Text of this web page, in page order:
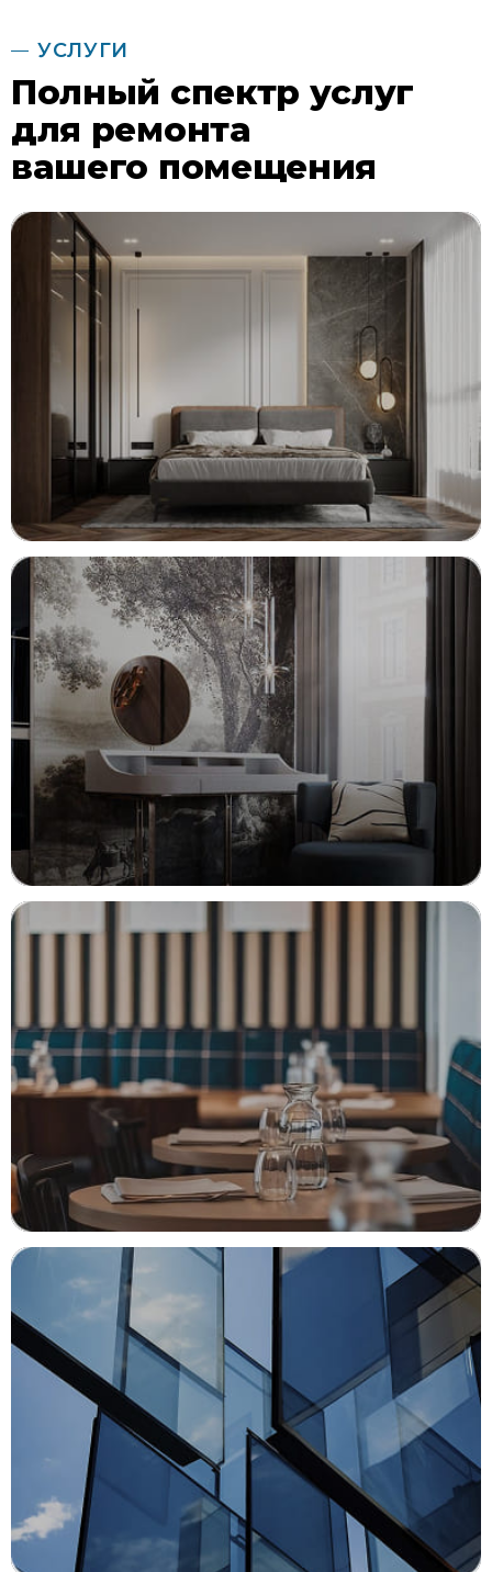
УСЛУГИ
Полный спектр услуг
для ремонта
вашего помещения
ДИЗАЙН ИНТЕРЬЕРА
Гармония эстетики и комфорта
Преобразим ваше пространство
РЕМОНТ КОММЕРЧЕСКИХ
ПОМЕЩЕНИЙ
Преобразим ваше пространство
в процветающий бизнес